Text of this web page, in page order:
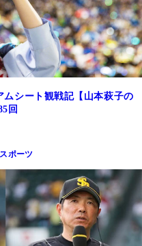
シート観戦記【山本萩子の
回
スポーツ